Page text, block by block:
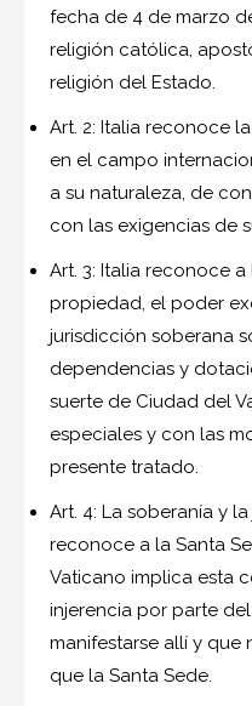
fecha de 4 de marzo
religión católica,
religión del Estado.
Art. 2: Italia reconoce
en el campo
a su naturaleza, de
con las exigencias de
Art. 3: Italia reconoce
propiedad, el poder
jurisdicción soberana
dependencias y
suerte de Ciudad del
especiales y con las
presente tratado.
Art. 4: La soberanía y
reconoce a la Santa
Vaticano implica esta
injerencia por parte
manifestarse allí y
que la Santa Sede.